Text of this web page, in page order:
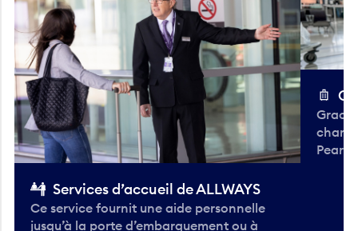
Services d’accueil de ALLWAYS
Ce service fournit une aide personnelle
jusqu’à la porte d’embarquement ou à